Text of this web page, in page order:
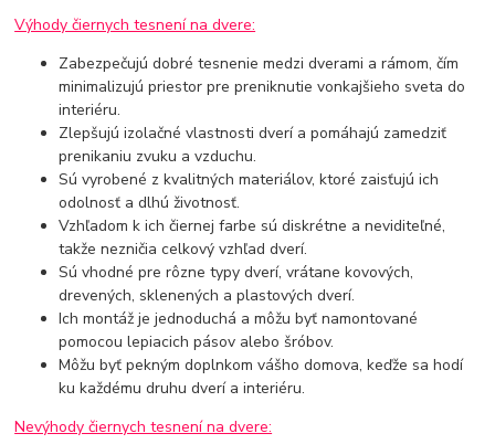
Výhody čiernych tesnení na dvere:
Zabezpečujú dobré tesnenie medzi dverami a rámom, čím
minimalizujú priestor pre preniknutie vonkajšieho sveta do
interiéru.
Zlepšujú izolačné vlastnosti dverí a pomáhajú zamedziť
prenikaniu zvuku a vzduchu.
Sú vyrobené z kvalitných materiálov, ktoré zaisťujú ich
odolnosť a dlhú životnosť.
Vzhľadom k ich čiernej farbe sú diskrétne a neviditeľné,
takže nezničia celkový vzhľad dverí.
Sú vhodné pre rôzne typy dverí, vrátane kovových,
drevených, sklenených a plastových dverí.
Ich montáž je jednoduchá a môžu byť namontované
pomocou lepiacich pásov alebo šróbov.
Môžu byť pekným doplnkom vášho domova, keďže sa hodí
ku každému druhu dverí a interiéru.
Nevýhody čiernych tesnení na dvere: